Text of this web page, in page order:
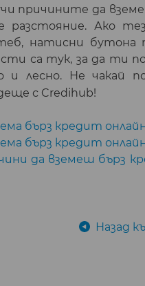
причините да
разстояние. Ако
натисни бутона
са тук, за да ти
и лесно. Не чакай
с Credihub!
бърз кредит
бърз кредит
да вземеш бърз
Назад